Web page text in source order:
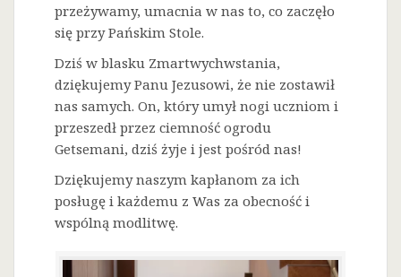
przeżywamy, umacnia w nas to, co zaczęło
się przy Pańskim Stole.
Dziś w blasku Zmartwychwstania,
dziękujemy Panu Jezusowi, że nie zostawił
nas samych. On, który umył nogi uczniom i
przeszedł przez ciemność ogrodu
Getsemani, dziś żyje i jest pośród nas!
Dziękujemy naszym kapłanom za ich
posługę i każdemu z Was za obecność i
wspólną modlitwę.